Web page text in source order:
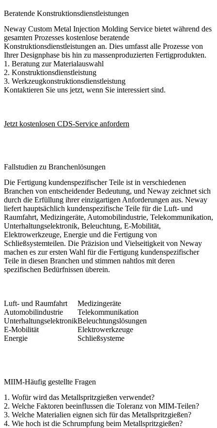
Beratende Konstruktionsdienstleistungen
Neway Custom Metal Injection Molding Service bietet während des
gesamten Prozesses kostenlose beratende
Konstruktionsdienstleistungen an. Dies umfasst alle Prozesse von
Ihrer Designphase bis hin zu massenproduzierten Fertigprodukten.
1. Beratung zur Materialauswahl
2. Konstruktionsdienstleistung
3. Werkzeugkonstruktionsdienstleistung
Kontaktieren Sie uns jetzt, wenn Sie interessiert sind.
Jetzt kostenlosen CDS-Service anfordern
Fallstudien zu Branchenlösungen
Die Fertigung kundenspezifischer Teile ist in verschiedenen
Branchen von entscheidender Bedeutung, und Neway zeichnet sich
durch die Erfüllung ihrer einzigartigen Anforderungen aus. Neway
liefert hauptsächlich kundenspezifische Teile für die Luft- und
Raumfahrt, Medizingeräte, Automobilindustrie, Telekommunikation,
Unterhaltungselektronik, Beleuchtung, E-Mobilität,
Elektrowerkzeuge, Energie und die Fertigung von
Schließsystemteilen. Die Präzision und Vielseitigkeit von Neway
machen es zur ersten Wahl für die Fertigung kundenspezifischer
Teile in diesen Branchen und stimmen nahtlos mit deren
spezifischen Bedürfnissen überein.
Luft- und Raumfahrt
Medizingeräte
Automobilindustrie
Telekommunikation
UnterhaltungselektronikBeleuchtungslösungen
E-Mobilität
Elektrowerkzeuge
Energie
Schließsysteme
MIIM-Häufig gestellte Fragen
1. Wofür wird das Metallspritzgießen verwendet?
2. Welche Faktoren beeinflussen die Toleranz von MIM-Teilen?
3. Welche Materialien eignen sich für das Metallspritzgießen?
4. Wie hoch ist die Schrumpfung beim Metallspritzgießen?